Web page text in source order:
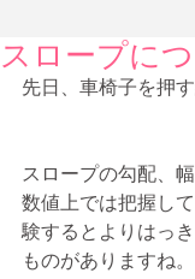
スロープに
先日、車椅子を押
スロープの勾配、
数値上では把握し
験するとよりはっ
ものがありますね。